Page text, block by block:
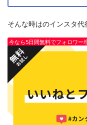
そんな時はのインスタ代
今なら5日間無料でフォロワー